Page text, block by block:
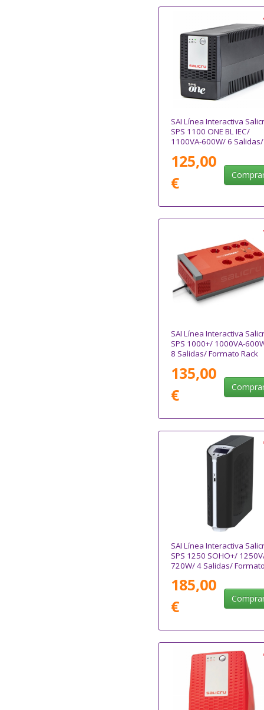
SAI Línea Interactiva
SPS 1100 ONE BL IEC/
1100VA-600W/ 6 Salidas/
125,00
€
SAI Línea Interactiva
SPS 1000+/ 1000VA-
8 Salidas/ Formato Rack
135,00
€
SAI Línea Interactiva
SPS 1250 SOHO+/
720W/ 4 Salidas/
185,00
€